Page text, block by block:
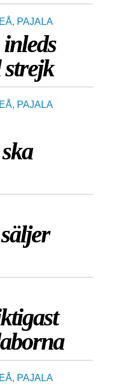
, PAJALA
strejk
, PAJALA
, PAJALA